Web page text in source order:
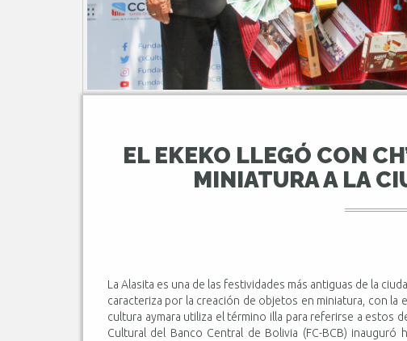
EL EKEKO LLEGÓ CON
MINIATURA A LA
La Alasita es una de las festividades más antiguas de la
caracteriza por la creación de objetos en miniatura, con la
cultura aymara utiliza el término illa para referirse a estos
Cultural del Banco Central de Bolivia (FC-BCB)